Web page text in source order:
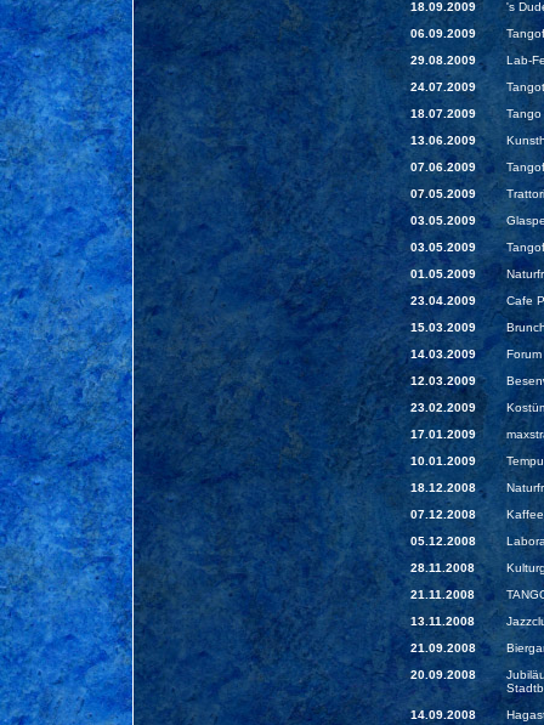
18.09.2009
's
06.09.2009
29.08.2009
Lab-
24.07.2009
18.07.2009
13.06.2009
07.06.2009
07.05.2009
03.05.2009
03.05.2009
01.05.2009
23.04.2009
Cafe
15.03.2009
14.03.2009
12.03.2009
23.02.2009
17.01.2009
10.01.2009
18.12.2008
07.12.2008
05.12.2008
28.11.2008
21.11.2008
13.11.2008
21.09.2008
20.09.2008
14.09.2008